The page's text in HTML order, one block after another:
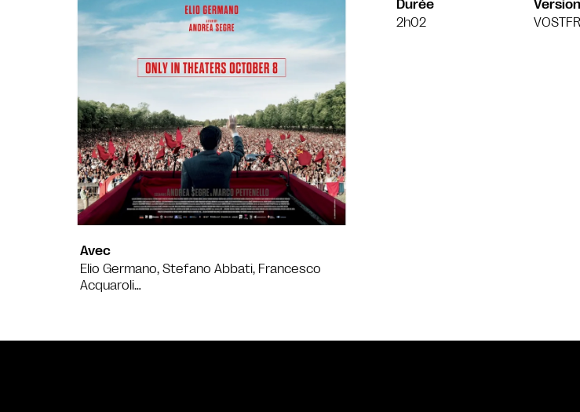
Avec
Elio Germano, Stefano Abbati, Francesco
Acquaroli…
Durée
2h02
Version
VOSTFR